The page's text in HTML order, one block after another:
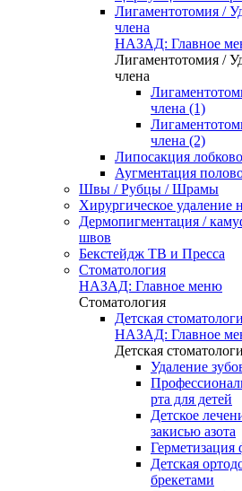
Лигаментотомия /
члена
НАЗАД: Главное
Лигаментотомия /
члена
члена (1)
члена (2)
Липосакция
Аугментация
Швы / Рубцы / Шрамы
Хирургическое удаление
Дермопигментация /
швов
Бекстейдж ТВ и Пресса
Стоматология
НАЗАД: Главное меню
Стоматология
Детская
НАЗАД: Главное
Детская
Удаление
рта для детей
Детское
закисью азота
Герметизация
Детская
брекетами